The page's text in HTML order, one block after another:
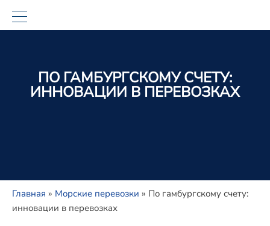
ПО ГАМБУРГСКОМУ СЧЕТУ:
ИННОВАЦИИ В ПЕРЕВОЗКАХ
Главная » Морские перевозки » По гамбургскому счету:
инновации в перевозках